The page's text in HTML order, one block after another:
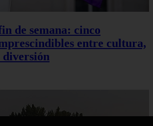
de semana: cinco
entre cultura,
diversión